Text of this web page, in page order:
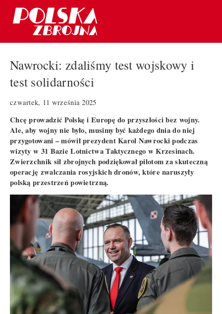
Nawrocki: zdaliśmy test wojskowy i
test solidarności
czwartek, 11 września 2025
Chcę prowadzić Polskę i Europę do przyszłości bez wojny.
Ale, aby wojny nie było, musimy być każdego dnia do niej
przygotowani – mówił prezydent Karol Nawrocki podczas
wizyty w 31 Bazie Lotnictwa Taktycznego w Krzesinach.
Zwierzchnik sił zbrojnych podziękował pilotom za skuteczną
operację zwalczania rosyjskich dronów, które naruszyły
polską przestrzeń powietrzną.